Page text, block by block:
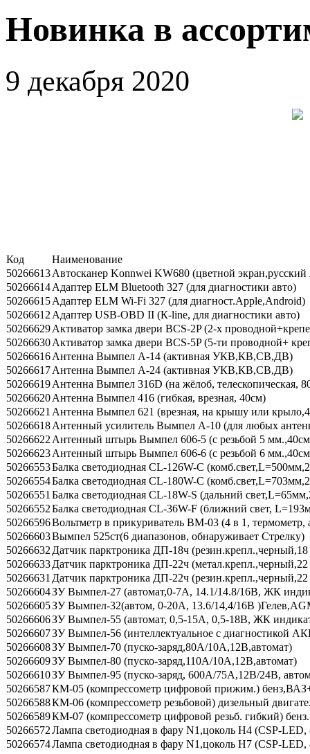
Новинка в
9 декабря 2020
Код
Наименование
50266613Автосканер Konnwei KW680 (цветной экран,русский
50266614Адаптер ELM Bluetooth 327 (для диагностики авто)
50266615Адаптер ELM Wi-Fi 327 (для диагност.Apple,Android)
50266612 Адаптер USB-OBD II (К-line, для диагностики авто)
50266629Активатор замка двери BCS-2P (2-х
50266630Активатор замка двери BCS-5P (5-ти проводной+
50266616Антенна Вымпел А-14 (активная УКВ,КВ,СВ,ДВ)
50266617Антенна Вымпел А-24 (активная УКВ,КВ,СВ,ДВ)
50266619Антенна Вымпел 316D (на жёлоб, телескопическая,
50266620Антенна Вымпел 416 (гибкая, врезная, 40см)
50266621 Антенна Вымпел 621 (врезная, на крышу или
50266618Антенный усилитель Вымпел А-10 (для любых
50266622 Антенный штырь Вымпел 606-5 (с резьбой 5
50266623Антенный штырь Вымпел 606-6 (с резьбой 6
50266553Балка светодиодная CL-126W-C
50266554Балка светодиодная CL-180W-C
50266551 Балка светодиодная CL-18W-S (дальний
50266552Балка светодиодная CL-36W-F (ближний свет,
50266596Вольтметр в прикуриватель ВМ-03 (4 в 1, термометр,
50266603Вымпел 525ст(6 диапазонов, обнаруживает Стрелку)
50266632 Датчик парктроника ДП-18ч
50266633Датчик парктроника ДП-22ч
50266631 Датчик парктроника ДП-22ч
50266604ЗУ Вымпел-27 (автомат,0-7А, 14.1/14.8/16В, ЖК
50266605ЗУ Вымпел-32(автом, 0-20А, 13.6/14,4/16В
50266606ЗУ Вымпел-55 (автомат, 0,5-15А, 0,5-18В, ЖК
50266607ЗУ Вымпел-56 (интеллектуальное с диагностикой
50266608ЗУ Вымпел-70 (пуско-заряд,80А/10А,12В,автомат)
50266609ЗУ Вымпел-80 (пуско-заряд,110А/10А,12В,автомат)
50266610ЗУ Вымпел-95 (пуско-заряд, 600А/75А,12В/24В,
50266587КМ-05 (компрессометр цифровой прижим.)
50266588КМ-06 (компрессометр резьбовой) дизельный
50266589КМ-07 (компрессометр цифровой резьб. гибкий) бенз.
50266572Лампа светодиодная в фару N1,цоколь H4 (СSP-
50266574Лампа светодиодная в фару N1,цоколь H7 (СSP-